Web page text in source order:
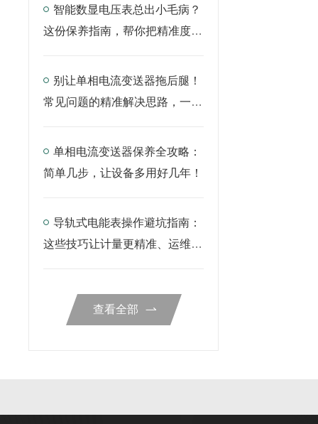
智能数显电压表总出小毛病？
这份保养指南，帮你把精准度稳
别让单相电流变送器拖后腿！
常见问题的精准解决思路，一文
单相电流变送器保养全攻略：
简单几步，让设备多用好几年！
导轨式电能表操作避坑指南：
这些技巧让计量更精准、运维更
查看全部